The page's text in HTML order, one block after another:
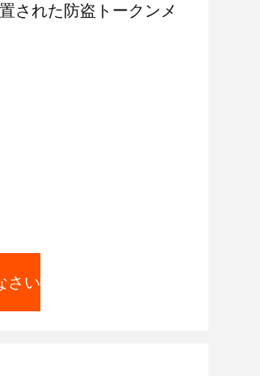
された防盗トークンメ
さい